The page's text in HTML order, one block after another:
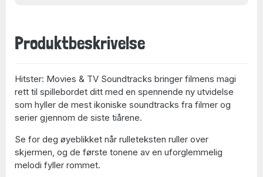
Produktbeskrivelse
Hitster: Movies & TV Soundtracks bringer filmens magi
rett til spillebordet ditt med en spennende ny utvidelse
som hyller de mest ikoniske soundtracks fra filmer og
serier gjennom de siste tiårene.
Se for deg øyeblikket når rulleteksten ruller over
skjermen, og de første tonene av en uforglemmelig
melodi fyller rommet.